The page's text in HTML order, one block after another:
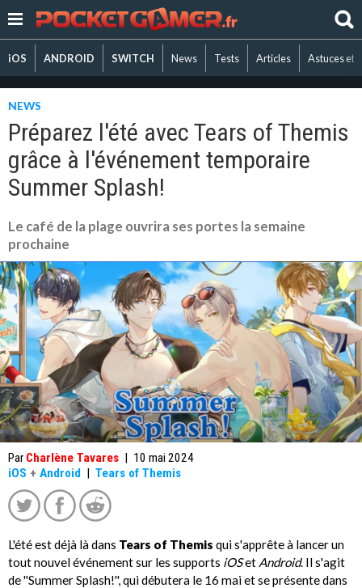
iOS ANDROID SWITCH News Tests Articles Astuces et
NEWS
Préparez l'été avec Tears of Themis
grâce à l'événement temporaire
Summer Splash!
Le café de la plage ouvrira ses portes la semaine
prochaine
Par Charlène Tavares | 10 mai 2024
iOS + Android | Tears of Themis
L'été est déjà là dans Tears of Themis qui s'apprête à lancer un
tout nouvel événement sur les supports iOSet Android. Il s'agit
de ''Summer Splash!'', qui débutera le 16 mai et se présente dans